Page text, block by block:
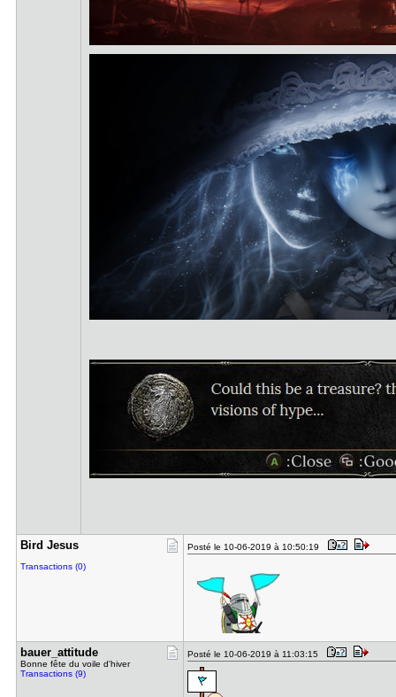
Bird Jesus
Transactions (0)
Posté le 10-06-2019 à 10:50:19
bauer_atti​tude
Bonne fête du voile d'hiver
Transactions (9)
Posté le 10-06-2019 à 11:03:15